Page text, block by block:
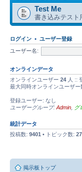
Test Me
書き込みテスト
ログイン • ユーザー登録
ユーザー名:
オンラインデータ
オンラインユーザー 24 人 ::
最大同時オンラインユーザー
登録ユーザー: なし
ユーザーグループ: Admin グ
統計データ
投稿数: 9401 • トピック数:
掲示板トップ